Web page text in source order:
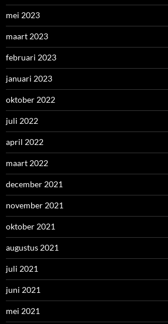
mei 2023
maart 2023
februari 2023
januari 2023
oktober 2022
juli 2022
april 2022
maart 2022
december 2021
november 2021
oktober 2021
augustus 2021
juli 2021
juni 2021
mei 2021